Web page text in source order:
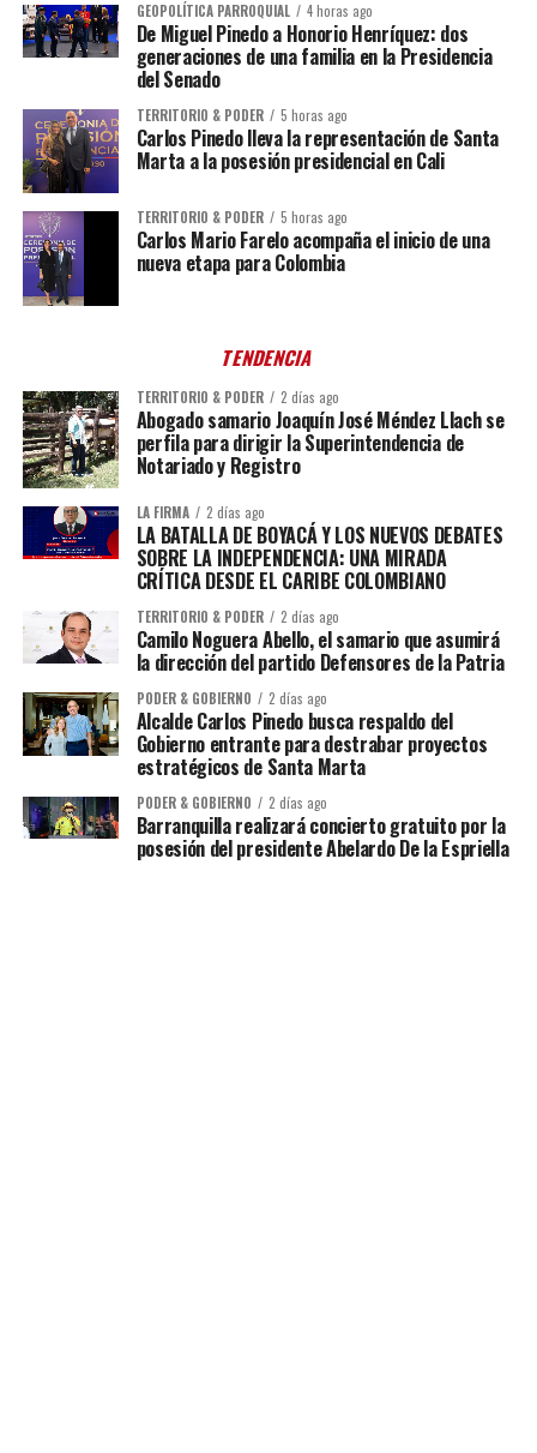
GEOPOLÍTICA PARROQUIAL 4 horas ago
De Miguel Pinedo a Honorio Henríquez: dos
generaciones de una familia en la Presidencia
del Senado
TERRITORIO & PODER 5 horas ago
Carlos Pinedo lleva la representación de Santa
Marta a la posesión presidencial en Cali
TERRITORIO & PODER 5 horas ago
Carlos Mario Farelo acompaña el inicio de una
nueva etapa para Colombia
TENDENCIA
TERRITORIO & PODER 2 días ago
Abogado samario Joaquín José Méndez Llach se
perfila para dirigir la Superintendencia de
Notariado y Registro
LA FIRMA 2 días ago
LA BATALLA DE BOYACÁ Y LOS NUEVOS DEBATES
SOBRE LA INDEPENDENCIA: UNA MIRADA
CRÍTICA DESDE EL CARIBE COLOMBIANO
TERRITORIO & PODER 2 días ago
Camilo Noguera Abello, el samario que asumirá
la dirección del partido Defensores de la Patria
PODER & GOBIERNO 2 días ago
Alcalde Carlos Pinedo busca respaldo del
Gobierno entrante para destrabar proyectos
estratégicos de Santa Marta
PODER & GOBIERNO 2 días ago
Barranquilla realizará concierto gratuito por la
posesión del presidente Abelardo De la Espriella